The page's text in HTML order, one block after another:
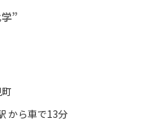
”
から車で13分